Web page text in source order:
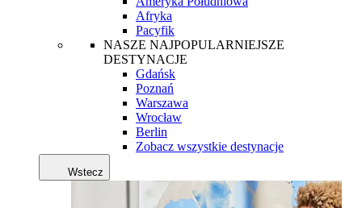
Afryka
Pacyfik
NASZE NAJPOPULARNIEJSZE
DESTYNACJE
Gdańsk
Poznań
Warszawa
Wrocław
Berlin
Zobacz wszystkie destynacje
Wstecz